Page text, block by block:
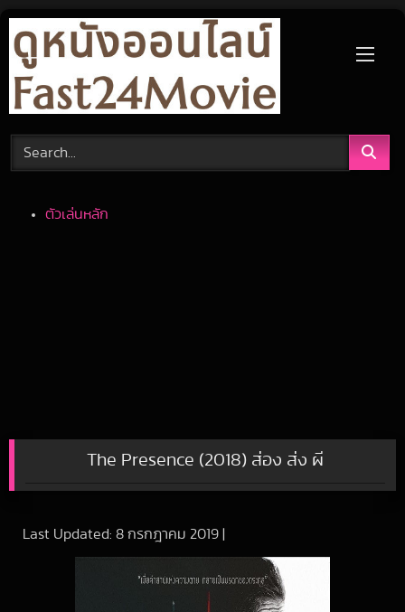
Skip
content
ตัวเล่นหลัก
The Presence (2018) ส่อง ส่ง ผี
Last Updated: 8 กรกฎาคม 2019